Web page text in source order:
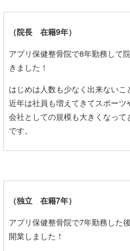
（院長 在籍9年）
アプリ保健整骨院で8年勤務して
きました！
はじめは人数も少なく出来ないこ
近年は社員も増えてきてスポーツ
会社としての規模も大きくなって
です。
（独立 在籍7年）
アプリ保健整骨院で7年勤務した
開業しました！